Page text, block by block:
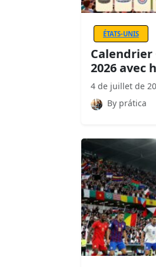
ÉTATS-UNIS
Calendrier
2026 avec
4 de juillet de
By prática